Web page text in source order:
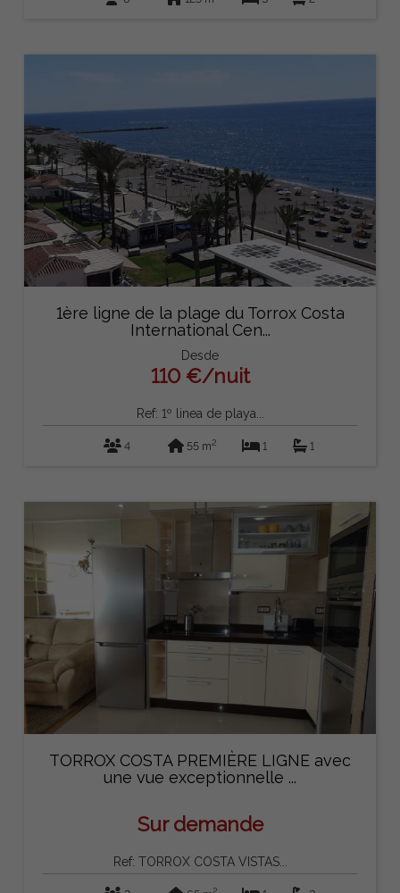
1ère ligne de la plage du Torrox Costa
International Cen...
Desde
110 €/nuit
Ref: 1º linea de playa...
4 55 m2 1 1
TORROX COSTA PREMIÈRE LIGNE avec
une vue exceptionnelle ...
Sur demande
Ref: TORROX COSTA VISTAS...
2